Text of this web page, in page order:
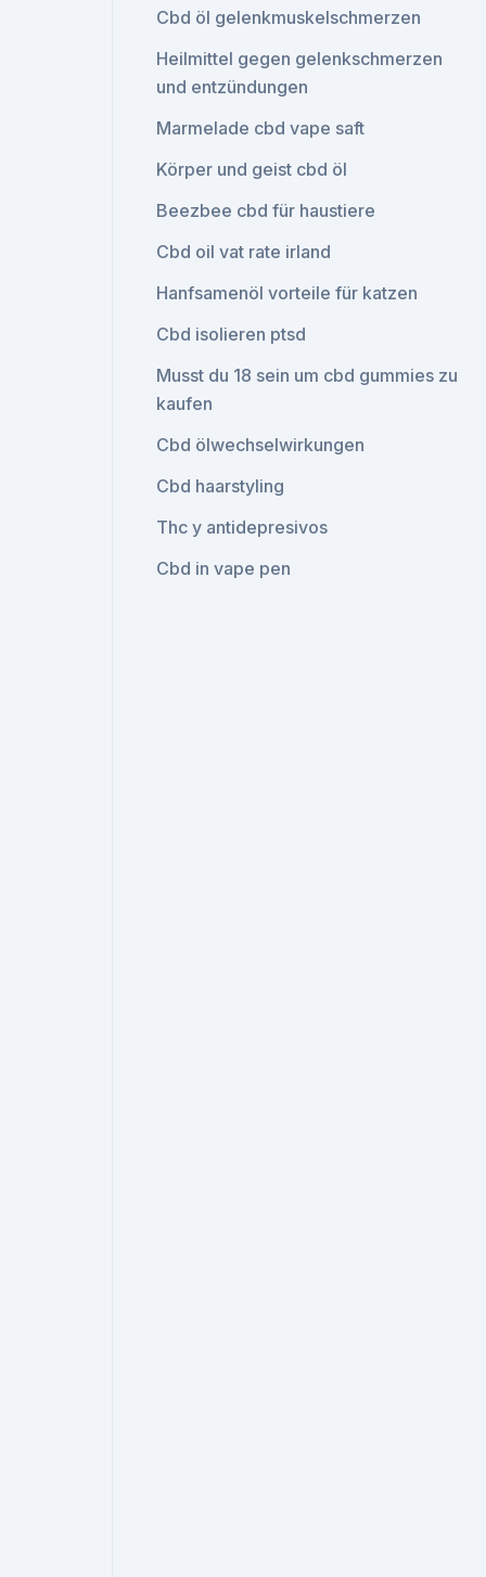
Cbd öl gelenkmuskelschmerzen
Heilmittel gegen gelenkschmerzen
und entzündungen
Marmelade cbd vape saft
Körper und geist cbd öl
Beezbee cbd für haustiere
Cbd oil vat rate irland
Hanfsamenöl vorteile für katzen
Cbd isolieren ptsd
Musst du 18 sein um cbd gummies zu
kaufen
Cbd ölwechselwirkungen
Cbd haarstyling
Thc y antidepresivos
Cbd in vape pen